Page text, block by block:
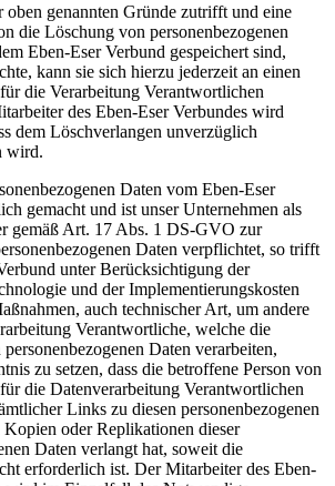
oben genannten Gründe zutrifft und eine
die Löschung von personenbezogenen
Eben-Eser Verbund gespeichert sind,
kann sie sich hierzu jederzeit an einen
die Verarbeitung Verantwortlichen
des Eben-Eser Verbundes wird
dem Löschverlangen unverzüglich
wird.
Daten vom Eben-Eser
gemacht und ist unser Unternehmen als
gemäß Art. 17 Abs. 1 DS-GVO zur
Daten verpflichtet, so trifft
unter Berücksichtigung der
und der Implementierungskosten
auch technischer Art, um andere
Verantwortliche, welche die
Daten verarbeiten,
zu setzen, dass die betroffene Person von
die Datenverarbeitung Verantwortlichen
Links zu diesen personenbezogenen
oder Replikationen dieser
Daten verlangt hat, soweit die
erforderlich ist. Der Mitarbeiter des Eben-